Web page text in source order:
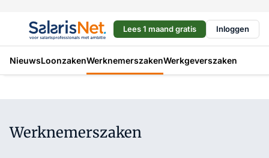
Lees 1 maand gratis Inloggen
NieuwsLoonzakenWerknemerszakenWerkgeverszaken
Werknemerszaken